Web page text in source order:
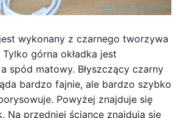
wykonany z czarnego tworzywa
górna okładka jest
a spód matowy. Błyszczący czarny
bardzo fajnie, ale bardzo szybko
Powyżej znajduje się
Na przedniej ściance znajdują się